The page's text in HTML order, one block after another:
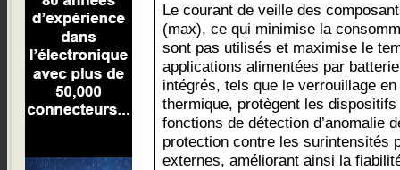
Le courant de veille des
(max), ce qui minimise la
sont pas utilisés et maximise le
applications alimentées par
intégrés, tels que le verrouillage
thermique, protègent les
fonctions de détection d’anomalie
protection contre les surintensités
externes, améliorant ainsi la